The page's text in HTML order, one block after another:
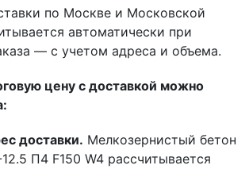
по Москве и Московской
автоматически при
— с учетом адреса и объема.
цену с доставкой можно
доставки. Мелкозернистый бетон
П4 F150 W4 рассчитывается